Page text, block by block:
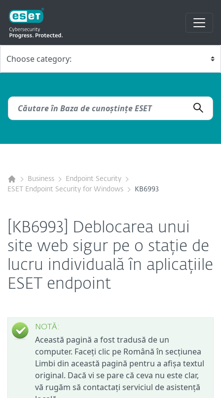
Business
Endpoint Security
ESET Endpoint Security for Windows
KB6993
[KB6993] Deblocarea unui
site web sigur pe o stație de
lucru individuală în aplicațiile
ESET endpoint
NOTĂ:
Această pagină a fost tradusă de un
computer. Faceți clic pe Română în secțiunea
Limbi din această pagină pentru a afișa textul
original. Dacă vi se pare că ceva nu este clar,
vă rugăm să contactați serviciul de asistență